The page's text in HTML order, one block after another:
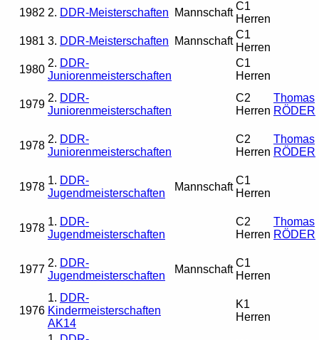
1982 2. DDR-Meisterschaften Mannschaft
C1
Herren
1981 3. DDR-Meisterschaften Mannschaft
C1
Herren
1980
2. DDR-
Juniorenmeisterschaften
C1
Herren
1979
2. DDR-
Juniorenmeisterschaften
C2
Herren
Thomas
RÖDER
1978
2. DDR-
Juniorenmeisterschaften
C2
Herren
Thomas
RÖDER
1978
1. DDR-
Jugendmeisterschaften
Mannschaft
C1
Herren
1978
1. DDR-
Jugendmeisterschaften
C2
Herren
Thomas
RÖDER
1977
2. DDR-
Jugendmeisterschaften
Mannschaft
C1
Herren
1976
1. DDR-
Kindermeisterschaften
AK14
K1
Herren